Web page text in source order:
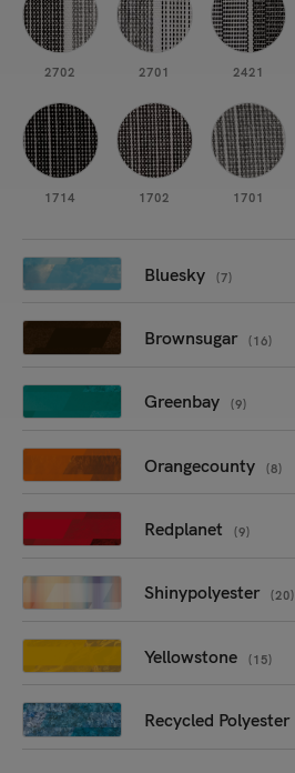
2702 2701 2421
1714 1702 1701
Bluesky (7)
Brownsugar (16)
Greenbay (9)
Orangecounty (8)
Redplanet (9)
Shinypolyester (20)
Yellowstone (15)
Recycled Polyester